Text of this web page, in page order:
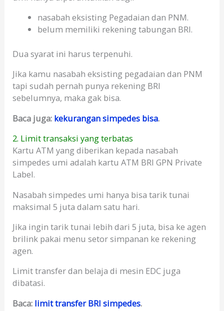
nasabah eksisting Pegadaian dan PNM.
belum memiliki rekening tabungan BRI.
Dua syarat ini harus terpenuhi.
Jika kamu nasabah eksisting pegadaian dan PNM
tapi sudah pernah punya rekening BRI
sebelumnya, maka gak bisa.
Baca juga: kekurangan simpedes bisa.
2. Limit transaksi yang terbatas
Kartu ATM yang diberikan kepada nasabah
simpedes umi adalah kartu ATM BRI GPN Private
Label.
Nasabah simpedes umi hanya bisa tarik tunai
maksimal 5 juta dalam satu hari.
Jika ingin tarik tunai lebih dari 5 juta, bisa ke agen
brilink pakai menu setor simpanan ke rekening
agen.
Limit transfer dan belaja di mesin EDC juga
dibatasi.
Baca: limit transfer BRI simpedes.